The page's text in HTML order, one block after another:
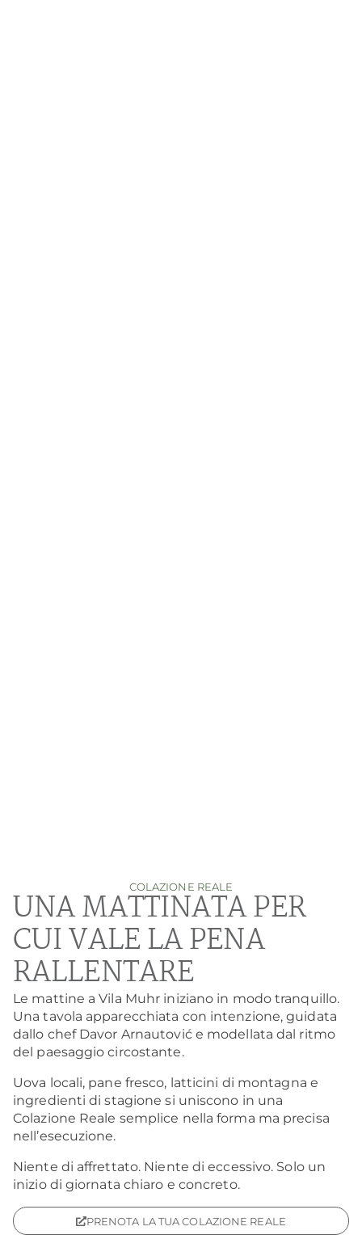
COLAZIONE REALE
UNA MATTINATA PER
CUI VALE LA PENA
RALLENTARE
Le mattine a Vila Muhr iniziano in modo tranquillo.
Una tavola apparecchiata con intenzione, guidata
dallo chef Davor Arnautović e modellata dal ritmo
del paesaggio circostante.
Uova locali, pane fresco, latticini di montagna e
ingredienti di stagione si uniscono in una
Colazione Reale semplice nella forma ma precisa
nell’esecuzione.
Niente di affrettato. Niente di eccessivo. Solo un
inizio di giornata chiaro e concreto.
PRENOTA LA TUA COLAZIONE REALE